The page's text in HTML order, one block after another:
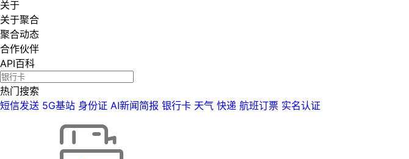
关于
关于聚合
聚合动态
合作伙伴
API百科
热门搜索
短信发送 5G基站 身份证 AI新闻简报 银行卡 天气 快递 航班订票 实名认证